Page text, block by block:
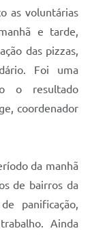
as voluntárias
e tarde,
das pizzas,
Foi uma
o resultado
coordenador
da manhã
de bairros da
panificação,
Ainda